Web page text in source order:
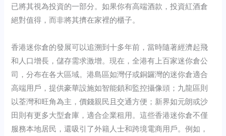
已將其視為投資的一部分。如果你有高端酒款，投資紅酒倉
絕對值得，而非將其擠在家裡的櫃子。
香港迷你倉的發展可以追溯到十多年前，當時隨著經濟起飛
和人口增長，儲存需求激增。現在，全港有上百家迷你倉公
司，分布在各大區域。港島區如灣仔或銅鑼灣的迷你倉適合
高端用戶，提供豪華設施如智能鎖和監控攝像頭；九龍區則
以荃灣和旺角為主，價錢親民且交通方便；新界如元朗或沙
田則有更多大型倉庫，適合企業租用。這些香港迷你倉不僅
服務本地居民，還吸引了外籍人士和跨境電商用戶。例如，